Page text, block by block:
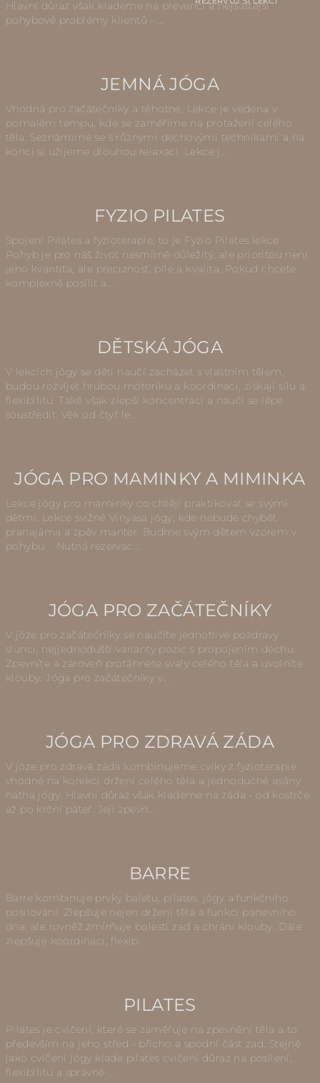
Č
Ů
Hlavní důraz však klademe na prevenci a nejšastější
pohybové problémy klientů - ...
JEMNÁ JÓGA
Vhodná pro začátečníky a těhotné. Lekce je vedena v
pomalém tempu, kde se zaměříme na protažení celého
těla. Seznámíme se s různými dechovými technikami a na
konci si užijeme dlouhou relaxaci. Lekce j...
FYZIO PILATES
Spojení Pilates a fyzioterapie, to je Fyzio Pilates lekce.
Pohyb je pro náš život nesmírně důležitý, ale prioritou není
jeho kvantita, ale preciznost, píle a kvalita. Pokud chcete
komplexně posílit a...
DĚTSKÁ JÓGA
V lekcích jógy se děti naučí zacházet s vlastním tělem,
budou rozvíjet hrubou motoriku a koordinaci, získají sílu a
flexibilitu. Také však zlepší koncentraci a naučí se lépe
soustředit. Věk od čtyř le...
JÓGA PRO MAMINKY A MIMINKA
Lekce jógy pro maminky co chtějí praktikovat se svými
dětmi. Lekce svižné Vinyasa jógy, kde nebude chybět
pranajáma a zpěv manter. Buďme svým dětem vzorem v
pohybu. Nutná rezervac...
JÓGA PRO ZAČÁTEČNÍKY
V józe pro začátečníky se naučíte jednotlivé pozdravy
slunci, nejjednodušší varianty pozic s propojením dechu.
Zpevníte a zároveň protáhnete svaly celého těla a uvolníte
klouby. Jóga pro začátečníky v...
JÓGA PRO ZDRAVÁ ZÁDA
V józe pro zdravá záda kombinujeme cviky z fyzioterapie
vhodné na korekci držení celého těla a jednoduché asány
hatha jógy. Hlavní důraz však klademe na záda - od kostrče
až po krční páteř. Její zpevn...
BARRE
Barre kombinuje prvky baletu, pilates, jógy a funkčního
posilování. Zlepšuje nejen držení těla a funkci panevního
dna, ale rovněž zmírňuje bolesti zad a chrání klouby. Dále
zlepšuje koordinaci, flexib...
PILATES
Pilates je cvičení, které se zaměřuje na zpevnění těla a to
především na jeho střed - břicho a spodní část zad. Stejně
jako cvičení jógy klade pilates cvičení důraz na posílení,
flexibilitu a správné ...